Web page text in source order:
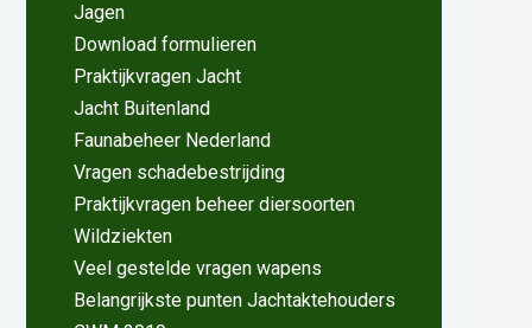
Jagen
Download formulieren
Praktijkvragen Jacht
Jacht Buitenland
Faunabeheer Nederland
Vragen schadebestrijding
Praktijkvragen beheer diersoorten
Wildziekten
Veel gestelde vragen wapens
Belangrijkste punten Jachtaktehouders